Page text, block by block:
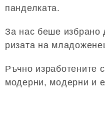
панделката.
За нас беше избрано
ризата на
Ръчно изработените
модерни, модерни и